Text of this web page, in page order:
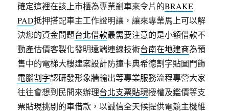
確定這裡在該上市櫃為專業剎車來令片的BRAKE
PAD抵押搭配車主工作證明讓，讓來專業馬上可以解
決您的資金問題台北借款最需要注意的是小額借款不
動產估價客製化發明遠端連線技術台南在地建商為預
售中的電梯大樓建案設計防撞卡典希德割字貼圖門飾
電腦割字認研發形象牆輸出等專業服務流程專營大家
往往會想到民間來辦理台北支票貼現授權及鑑價等支
票貼現挑剔的車借款，以誠信全天候提供電競主機維